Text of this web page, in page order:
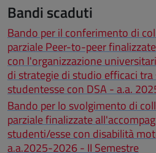
Bandi scaduti
Bando per il conferimento di
parziale Peer-to-peer
con l'organizzazione
di strategie di studio efficaci
studentesse con DSA - a.a.
Bando per lo svolgimento di
parziale finalizzate
studenti/esse con disabilità
a.a.2025-2026 - II Semestre